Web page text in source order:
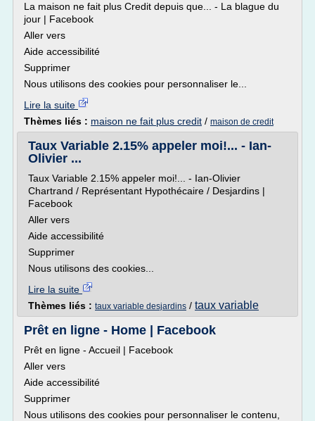
La maison ne fait plus Credit depuis que... - La blague du
jour | Facebook
Aller vers
Aide accessibilité
Supprimer
Nous utilisons des cookies pour personnaliser le...
Lire la suite
Thèmes liés : maison ne fait plus credit / maison de credit
Taux Variable 2.15% appeler moi!... - Ian-
Olivier ...
Taux Variable 2.15% appeler moi!... - Ian-Olivier
Chartrand / Représentant Hypothécaire / Desjardins |
Facebook
Aller vers
Aide accessibilité
Supprimer
Nous utilisons des cookies...
Lire la suite
Thèmes liés : taux variable desjardins / taux variable
Prêt en ligne - Home | Facebook
Prêt en ligne - Accueil | Facebook
Aller vers
Aide accessibilité
Supprimer
Nous utilisons des cookies pour personnaliser le contenu,